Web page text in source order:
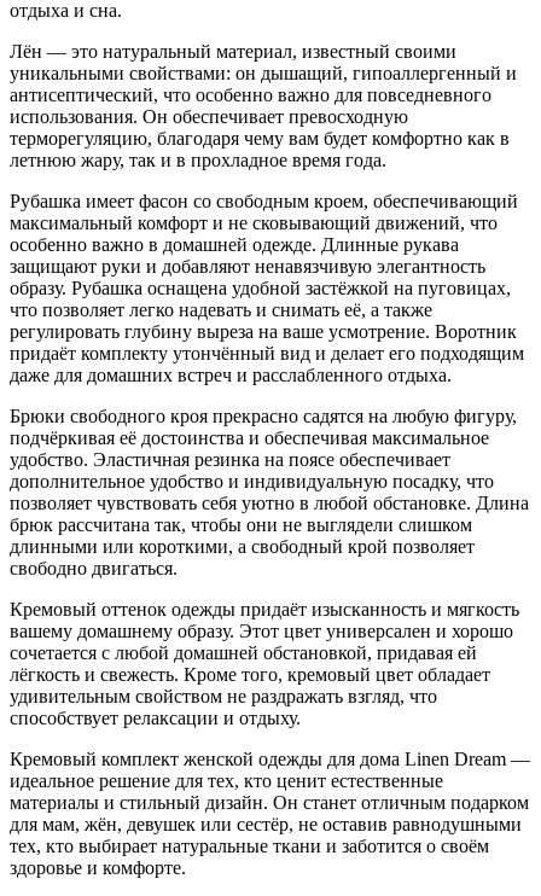
отдыха и сна.
Лён — это натуральный материал, известный своими
уникальными свойствами: он дышащий, гипоаллергенный и
антисептический, что особенно важно для повседневного
использования. Он обеспечивает превосходную
терморегуляцию, благодаря чему вам будет комфортно как в
летнюю жару, так и в прохладное время года.
Рубашка имеет фасон со свободным кроем, обеспечивающий
максимальный комфорт и не сковывающий движений, что
особенно важно в домашней одежде. Длинные рукава
защищают руки и добавляют ненавязчивую элегантность
образу. Рубашка оснащена удобной застёжкой на пуговицах,
что позволяет легко надевать и снимать её, а также
регулировать глубину выреза на ваше усмотрение. Воротник
придаёт комплекту утончённый вид и делает его подходящим
даже для домашних встреч и расслабленного отдыха.
Брюки свободного кроя прекрасно садятся на любую фигуру,
подчёркивая её достоинства и обеспечивая максимальное
удобство. Эластичная резинка на поясе обеспечивает
дополнительное удобство и индивидуальную посадку, что
позволяет чувствовать себя уютно в любой обстановке. Длина
брюк рассчитана так, чтобы они не выглядели слишком
длинными или короткими, а свободный крой позволяет
свободно двигаться.
Кремовый оттенок одежды придаёт изысканность и мягкость
вашему домашнему образу. Этот цвет универсален и хорошо
сочетается с любой домашней обстановкой, придавая ей
лёгкость и свежесть. Кроме того, кремовый цвет обладает
удивительным свойством не раздражать взгляд, что
способствует релаксации и отдыху.
Кремовый комплект женской одежды для дома Linen Dream —
идеальное решение для тех, кто ценит естественные
материалы и стильный дизайн. Он станет отличным подарком
для мам, жён, девушек или сестёр, не оставив равнодушными
тех, кто выбирает натуральные ткани и заботится о своём
здоровье и комфорте.